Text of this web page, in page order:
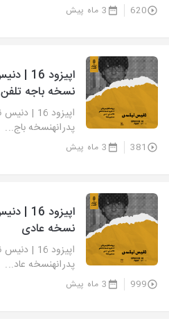
620 3 ماه پیش
نسخه باجه تلفن
پدرانهنسخه باج...
381 3 ماه پیش
نسخه عادی
پدرانهنسخه عاد...
999 3 ماه پیش